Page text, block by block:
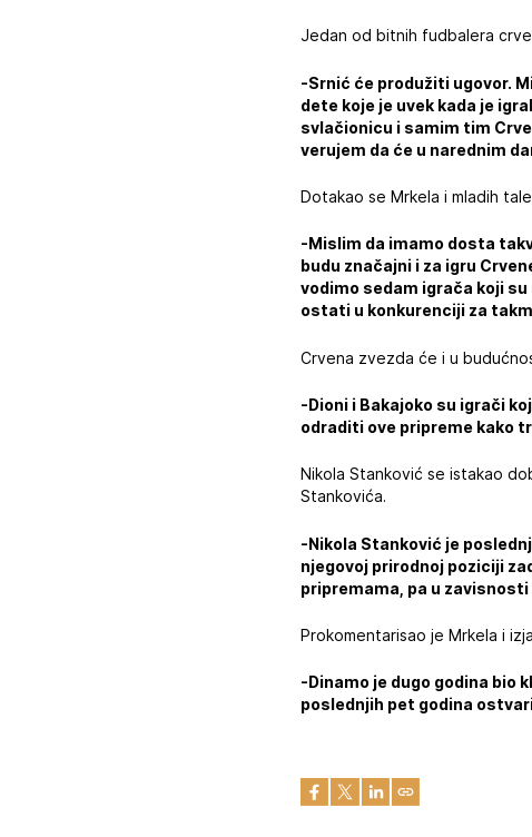
Jedan od bitnih fudbalera
-Srnić će produžiti ugovor.
dete koje je uvek kada je
svlačionicu i samim tim
verujem da će u narednim
Dotakao se Mrkela i mladih
-Mislim da imamo dosta
budu značajni i za igru
vodimo sedam igrača koji
ostati u konkurenciji za
Crvena zvezda će i u
-Dioni i Bakajoko su igrači
odraditi ove pripreme kako
Nikola Stanković se istakao
Stankovića.
-Nikola Stanković je
njegovoj prirodnoj poziciji
pripremama, pa u
Prokomentarisao je Mrkela i
-Dinamo je dugo godina bio
poslednjih pet godina